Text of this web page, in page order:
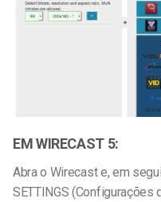
EM WIRECAST 5:
Abra o Wirecast e, em
SETTINGS (Configurações